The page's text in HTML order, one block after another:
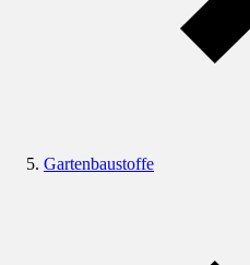
Gartenbaustoffe